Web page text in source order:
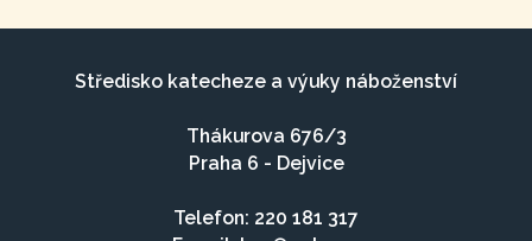
Středisko katecheze a výuky náboženství
Thákurova 676/3
Praha 6 - Dejvice
Telefon: 220 181 317